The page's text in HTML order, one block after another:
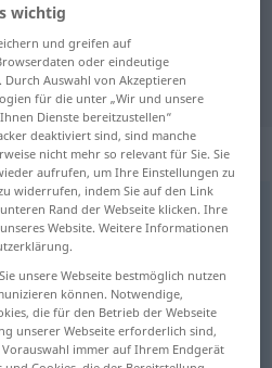
Übersetzung
: noun
anklicken/antippen)
Lüge
wichtig
und greifen auf
oder eindeutige
Auswahl von Akzeptieren
für die unter „Wir und unsere
Dienste bereitzustellen“
deaktiviert sind, sind manche
nicht mehr so relevant für Sie. Sie
aufrufen, um Ihre Einstellungen zu
widerrufen, indem Sie auf den Link
Rand der Webseite klicken. Ihre
Website. Weitere Informationen
unsere Webseite bestmöglich nutzen
können. Notwendige,
die für den Betrieb der Webseite
unserer Webseite erforderlich sind,
immer auf Ihrem Endgerät